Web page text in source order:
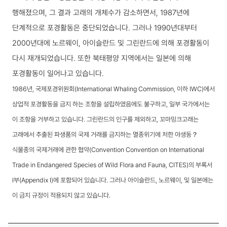
행해졌으며, 그 결과 고래의 개체수가 감소하면서, 1987년에
단계적으로 포경활동은 중단되었습니다. 그러나 1990년대부터
2000년대에 노르웨이, 아이슬란드 및 그린란드에 의해 포경활동이
다시 재개되었습니다. 또한 북태평양 지역에서는 일본에 의해
포경활동이 일어나고 있습니다.
1986년, 국제포경위원회(International Whaling Commission, 이하 IWC)에서
상업적 포경활동을 금지 하는 조항을 설립하였음에도 불구하고, 일부 국가에서는
이 조항을 거부하고 있습니다. 그린란드의 인구를 제외하고, 꼬마밍크고래는
고래에서 추출된 파생품의 국제 거래를 금지하는 멸종위기에 처한 야생동？
식물종의 국제거래에 관한 협약(Convention Convention on International
Trade in Endangered Species of Wild Flora and Fauna, CITES)의 부록서
I부(Appendix I)에 포함되어 있습니다. 그러나 아이슬란드, 노르웨이, 및 일본에는
이 금지 규정이 적용되지 않고 있습니다.